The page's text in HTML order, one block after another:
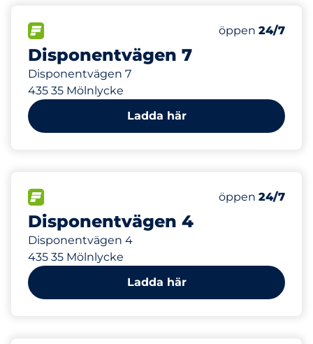
Disponentvägen 7
Disponentvägen 7
435 35 Mölnlycke
Antal
Electric Car
öppen 24/7
82 m
Ladda här
Disponentvägen 4
Disponentvägen 4
435 35 Mölnlycke
Antal
Electric Car
öppen 24/7
136 m
Ladda här